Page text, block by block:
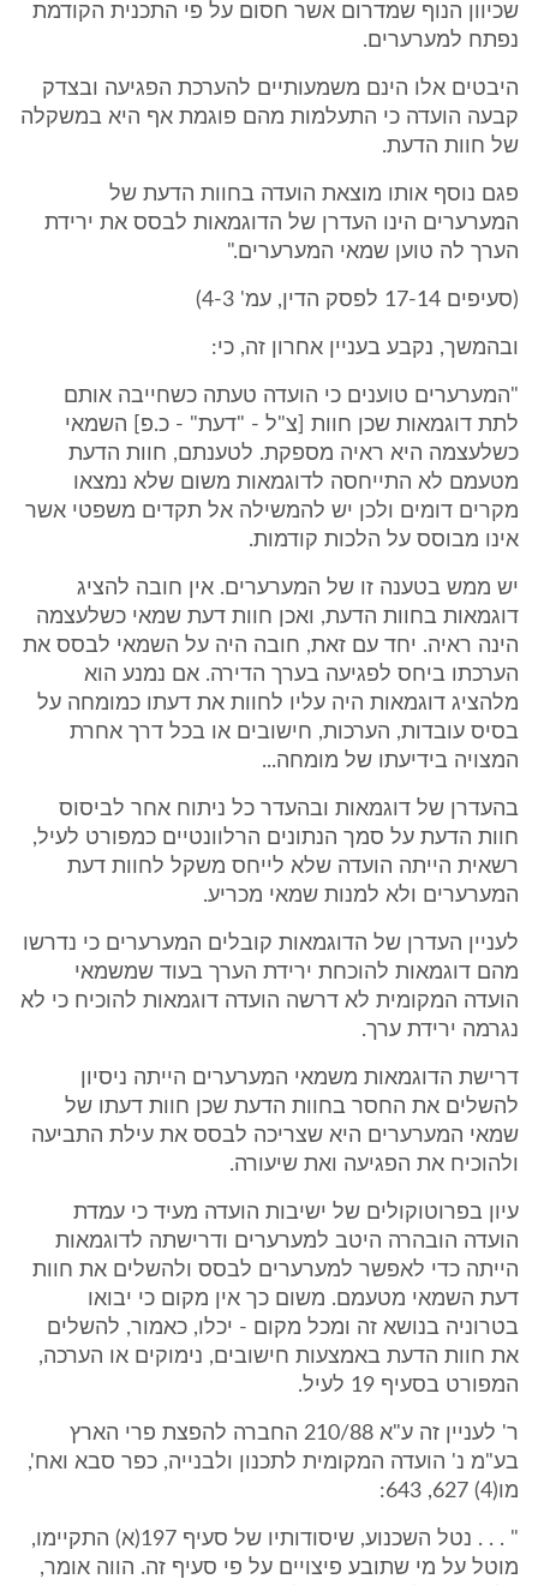
שכיוון הנוף שמדרום אשר חסום על פי התכנית הקודמת
נפתח למערערים.
היבטים אלו הינם משמעותיים להערכת הפגיעה ובצדק
קבעה הועדה כי התעלמות מהם פוגמת אף היא במשקלה
של חוות הדעת.
פגם נוסף אותו מוצאת הועדה בחוות הדעת של
המערערים הינו העדרן של הדוגמאות לבסס את ירידת
הערך לה טוען שמאי המערערים."
(סעיפים 17-14 לפסק הדין, עמ' 4-3)
ובהמשך, נקבע בעניין אחרון זה, כי:
"המערערים טוענים כי הועדה טעתה כשחייבה אותם
לתת דוגמאות שכן חוות [צ"ל - "דעת" - כ.פ] השמאי
כשלעצמה היא ראיה מספקת. לטענתם, חוות הדעת
מטעמם לא התייחסה לדוגמאות משום שלא נמצאו
מקרים דומים ולכן יש להמשילה אל תקדים משפטי אשר
אינו מבוסס על הלכות קודמות.
יש ממש בטענה זו של המערערים. אין חובה להציג
דוגמאות בחוות הדעת, ואכן חוות דעת שמאי כשלעצמה
הינה ראיה. יחד עם זאת, חובה היה על השמאי לבסס את
הערכתו ביחס לפגיעה בערך הדירה. אם נמנע הוא
מלהציג דוגמאות היה עליו לחוות את דעתו כמומחה על
בסיס עובדות, הערכות, חישובים או בכל דרך אחרת
המצויה בידיעתו של מומחה...
בהעדרן של דוגמאות ובהעדר כל ניתוח אחר לביסוס
חוות הדעת על סמך הנתונים הרלוונטיים כמפורט לעיל,
רשאית הייתה הועדה שלא לייחס משקל לחוות דעת
המערערים ולא למנות שמאי מכריע.
לעניין העדרן של הדוגמאות קובלים המערערים כי נדרשו
מהם דוגמאות להוכחת ירידת הערך בעוד שמשמאי
הועדה המקומית לא דרשה הועדה דוגמאות להוכיח כי לא
נגרמה ירידת ערך.
דרישת הדוגמאות משמאי המערערים הייתה ניסיון
להשלים את החסר בחוות הדעת שכן חוות דעתו של
שמאי המערערים היא שצריכה לבסס את עילת התביעה
ולהוכיח את הפגיעה ואת שיעורה.
עיון בפרוטוקולים של ישיבות הועדה מעיד כי עמדת
הועדה הובהרה היטב למערערים ודרישתה לדוגמאות
הייתה כדי לאפשר למערערים לבסס ולהשלים את חוות
דעת השמאי מטעמם. משום כך אין מקום כי יבואו
בטרוניה בנושא זה ומכל מקום - יכלו, כאמור, להשלים
את חוות הדעת באמצעות חישובים, נימוקים או הערכה,
המפורט בסעיף 19 לעיל.
ר' לעניין זה ע"א 210/88 החברה להפצת פרי הארץ
בע"מ נ' הועדה המקומית לתכנון ולבנייה, כפר סבא ואח',
מו(4) 627, 643:
" . . . נטל השכנוע, שיסודותיו של סעיף 197(א) התקיימו,
מוטל על מי שתובע פיצויים על פי סעיף זה. הווה אומר,